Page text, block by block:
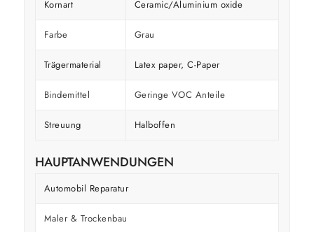
Kornart Ceramic/Aluminium oxide
Farbe Grau
Trägermaterial Latex paper, C-Paper
Bindemittel Geringe VOC Anteile
Streuung Halboffen
HAUPTANWENDUNGEN
Automobil Reparatur
Maler & Trockenbau